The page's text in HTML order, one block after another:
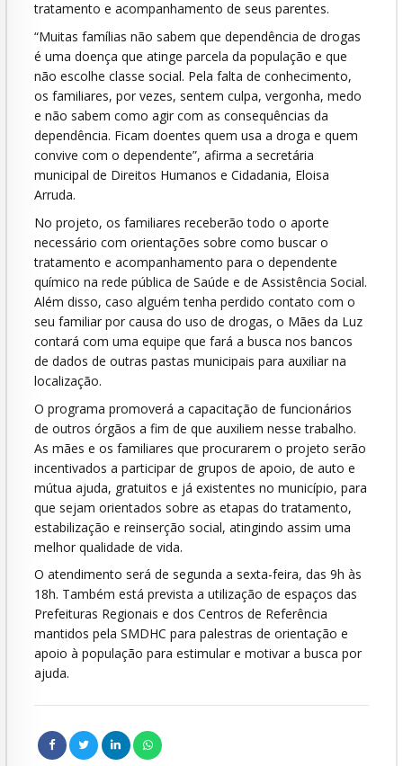
tratamento e acompanhamento de seus parentes.
“Muitas famílias não sabem que dependência de drogas
é uma doença que atinge parcela da população e que
não escolhe classe social. Pela falta de conhecimento,
os familiares, por vezes, sentem culpa, vergonha, medo
e não sabem como agir com as consequências da
dependência. Ficam doentes quem usa a droga e quem
convive com o dependente”, afirma a secretária
municipal de Direitos Humanos e Cidadania, Eloisa
Arruda.
No projeto, os familiares receberão todo o aporte
necessário com orientações sobre como buscar o
tratamento e acompanhamento para o dependente
químico na rede pública de Saúde e de Assistência Social.
Além disso, caso alguém tenha perdido contato com o
seu familiar por causa do uso de drogas, o Mães da Luz
contará com uma equipe que fará a busca nos bancos
de dados de outras pastas municipais para auxiliar na
localização.
O programa promoverá a capacitação de funcionários
de outros órgãos a fim de que auxiliem nesse trabalho.
As mães e os familiares que procurarem o projeto serão
incentivados a participar de grupos de apoio, de auto e
mútua ajuda, gratuitos e já existentes no município, para
que sejam orientados sobre as etapas do tratamento,
estabilização e reinserção social, atingindo assim uma
melhor qualidade de vida.
O atendimento será de segunda a sexta-feira, das 9h às
18h. Também está prevista a utilização de espaços das
Prefeituras Regionais e dos Centros de Referência
mantidos pela SMDHC para palestras de orientação e
apoio à população para estimular e motivar a busca por
ajuda.